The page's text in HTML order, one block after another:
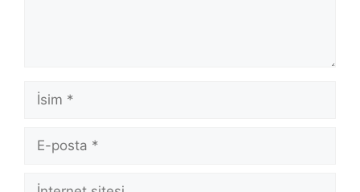
İsim
posta
İnternet